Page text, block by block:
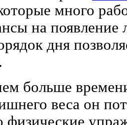
много
на
дня
больше
веса он
физические